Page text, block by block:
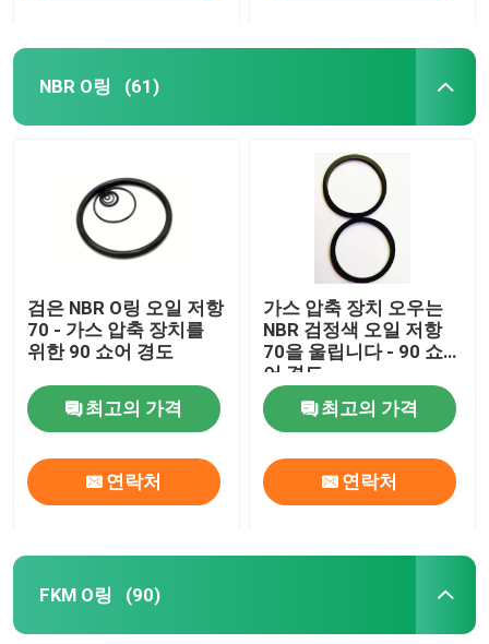
NBR O링 (61)
검은 NBR O링 오일 저항
70 - 가스 압축 장치를
위한 90 쇼어 경도
최고의 가격
연락처
가스 압축 장치 오우는
NBR 검정색 오일 저항
70을 울립니다 - 90 쇼
어 경도
최고의 가격
연락처
FKM O링 (90)